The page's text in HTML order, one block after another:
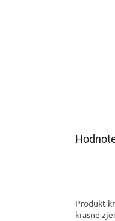
Produkt
krasne